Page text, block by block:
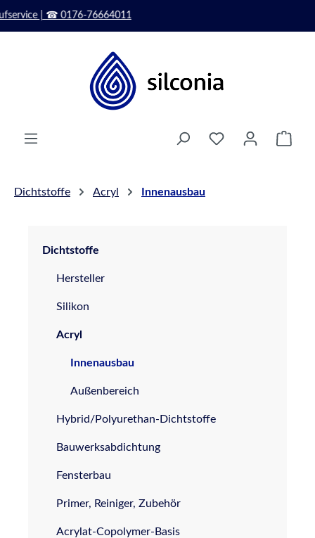
Zum Hauptinhalt springeninfo@silconia.de
Dichtstoffe Acryl Innenausbau
Dichtstoffe
Hersteller
Silikon
Acryl
Innenausbau
Außenbereich
Hybrid/Polyurethan-Dichtstoffe
Bauwerksabdichtung
Fensterbau
Primer, Reiniger, Zubehör
Acrylat-Copolymer-Basis